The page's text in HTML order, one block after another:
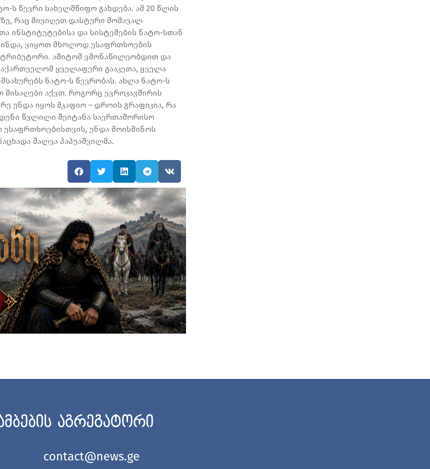
ს წევრი სახელმწიფო გახდება. ამ 20 წლის
რაც მივიღეთ დასტური მომავალ
ინსტიტუტებისა და სისტემების ნატო-სთან
ვიყოთ მხოლოდ უსაფრთხოების
ამიტომ ვმონაწილეობდით და
ყველაფერი გააკეთა, ყველა
ნატო-ს წევრობას. ახლა ნატო-ს
მისაღები აქვთ. როგორც ევროკავშირის
უნდა იყოს მკაფიო – დროის გრაფიკია, რა
წვლილი შეიტანა საერთაშორისო
უნდა მოისმინოს
შალვა პაპუაშვილმა.
აგრეგატორი
contact@news.ge